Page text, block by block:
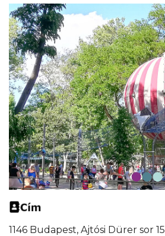
1146 Budapest, Ajtósi Dürer sor 15